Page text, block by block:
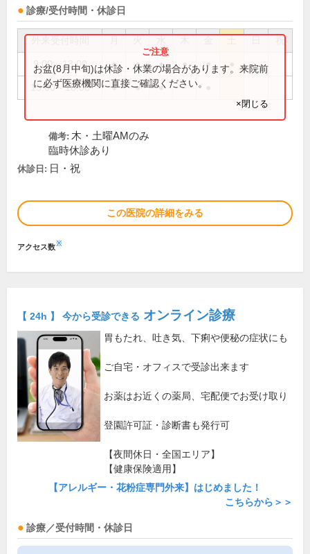
診療/受付時間・休診日
祝
9:00～13:00 ● ● ● ● ●
15:00～18:00 ● ● ●
お盆(8月中旬)は休診・休業の場合があります。来院前
に必ず医療機関に直接ご確認ください。
×閉じる
備考: 木・土曜AMのみ
臨時休診あり
休診日: 日・祝
この医院の詳細をみる
アクセス数※
【 24h 】 今から受診できる オンライン診療
胃もたれ、吐き気、下痢や便秘の症状にも
ご自宅・オフィスで受診出来ます
お薬はお近くの薬局、宅配便でお受け取り
登園許可証・診断書も発行可
【夜間休日・全国エリア】
【健康保険適用】
【アレルギー・花粉症専門外来】はじめました！
こちらから＞＞
診療／受付時間・休診日